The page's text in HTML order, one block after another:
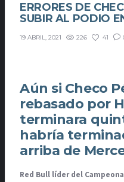
ERRORES DE
SUBIR AL PODIO
19 ABRIL, 2021 226 41
Aún si Checo
rebasado por
terminara
habría
arriba de
Red Bull líder del